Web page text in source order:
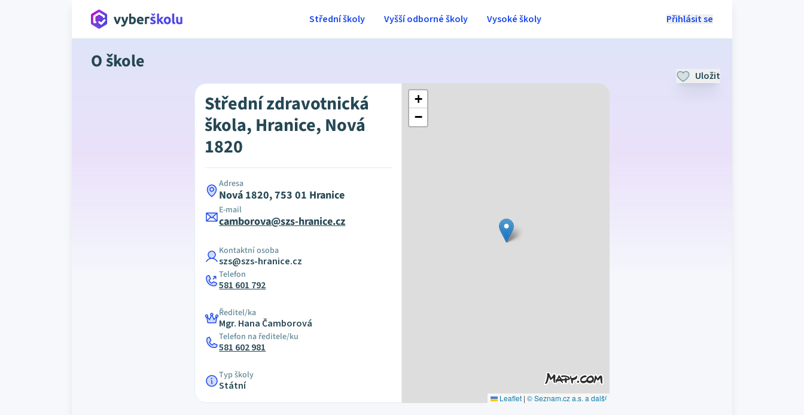
Přihlásit se
Střední školy Vyšší odborné školy Vysoké školy
O škole
Uložit
Střední zdravotnická
škola, Hranice, Nová
1820
Adresa
Nová 1820, 753 01 Hranice
E-mail
camborova@szs-hranice.cz
Kontaktní osoba
szs@szs-hranice.cz
Telefon
581 601 792
Ředitel/ka
Mgr. Hana Čamborová
Telefon na ředitele/ku
581 602 981
Typ školy
Státní
+
−
Leaflet | © Seznam.cz a.s. a další